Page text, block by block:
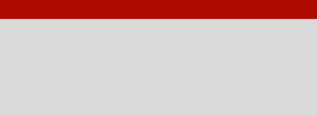
för intensiv användning.